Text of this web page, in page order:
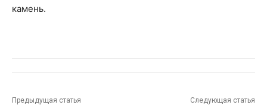
камень.
Предыдущая статья Следующая статья